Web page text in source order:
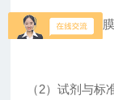
0.45um有机滤膜
（2）试剂与标